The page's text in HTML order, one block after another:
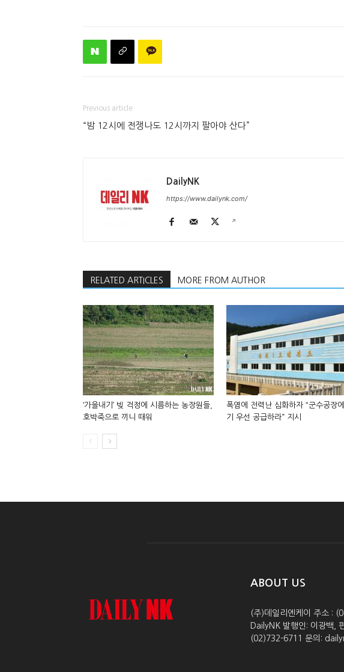
Previous article
“밤 12시에 전쟁나도 12시까지 팔아야 산다”
DailyNK
https://www.dailynk.com/
RELATED ARTICLES MORE FROM AUTHOR
‘가을내기’ 빚 걱정에 시름하는 농장원들,
호박죽으로 끼니 때워
폭염에 전력난 심화하자 “군수공장
기 우선 공급하라” 지시
ABOUT US
(주)데일리엔케이 주소 :
DailyNK 발행인: 이광백,
(02)732-6711 문의: